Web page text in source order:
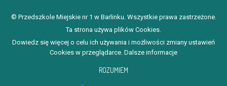
© Przedszkole Miejskie nr 1 w Barlinku. Wszystkie prawa zastrzeżone.
Ta strona używa plików Cookies.
Dowiedz się więcej o celu ich używania i możliwości zmiany ustawień
Cookies w przeglądarce. Dalsze informacje
ROZUMIEM